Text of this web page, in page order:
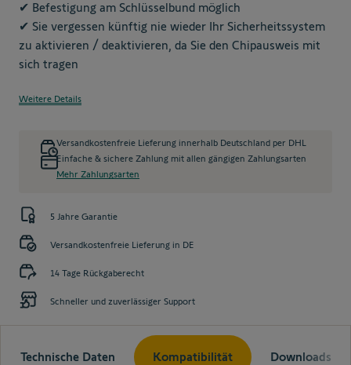
✔ Befestigung am Schlüsselbund möglich
✔ Sie vergessen künftig nie wieder Ihr Sicherheitssystem
zu aktivieren / deaktivieren, da Sie den Chipausweis mit
sich tragen
Weitere Details
Versandkostenfreie Lieferung innerhalb Deutschland per DHL
Einfache & sichere Zahlung mit allen gängigen Zahlungsarten
Mehr Zahlungsarten
5 Jahre Garantie
Versandkostenfreie Lieferung in DE
14 Tage Rückgaberecht
Schneller und zuverlässiger Support
Technische Daten Kompatibilität Downloads